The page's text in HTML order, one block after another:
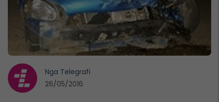
Nga Telegrafi
26/05/2016